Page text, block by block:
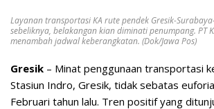
Layanan transportasi KA rute pendek Gresik-
sebeliknya, belakangan kian diminati penumpang. PT
menambah jadwal keberangkatan. (Dok/Jawa Pos)
Gresik – Minat penggunaan transportasi
Stasiun Indro, Gresik, tidak sebatas
Februari tahun lalu. Tren positif yang